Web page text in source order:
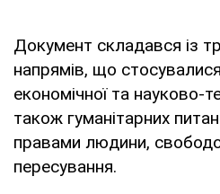
Документ складався із
напрямів, що
економічної та науково-
також гуманітарних
правами людини,
пересування.